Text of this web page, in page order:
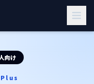
向け
Plus